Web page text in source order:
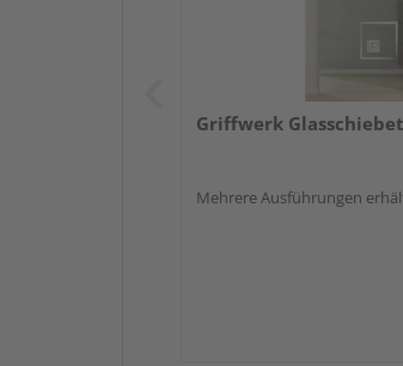
Griffwerk
Mehrere Ausführungen